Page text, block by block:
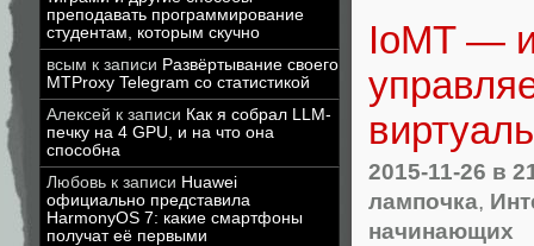
преподавать программирование
студентам, которым скучно
всым к записи Развёртывание своего
MTProxy Telegram со статистикой
Алексей к записи Как я собрал LLM-
печку на 4 GPU, и на что она
способна
Любовь к записи Huawei
официально представила
HarmonyOS 7: какие смартфоны
получат её первыми
IoMT —
2015-11-26 в
лампочка,
начинающих